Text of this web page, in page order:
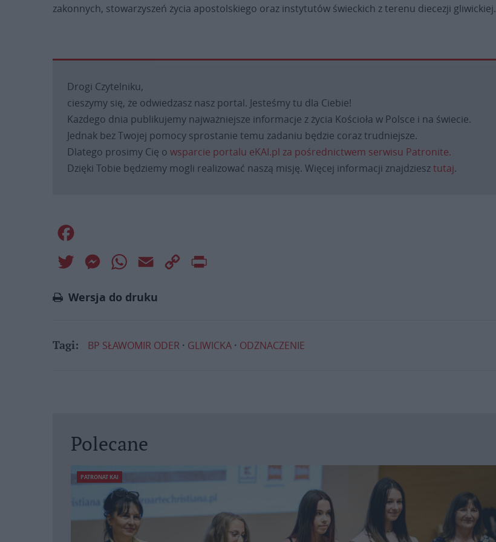
zakonnych, stowarzyszeń życia apostolskiego oraz instytutów świeckich z terenu diecezji gliwickiej.
Drogi Czytelniku,
cieszymy się, że odwiedzasz nasz portal. Jesteśmy tu dla Ciebie!
Każdego dnia publikujemy najważniejsze informacje z życia Kościoła w Polsce i na świecie.
Jednak bez Twojej pomocy sprostanie temu zadaniu będzie coraz trudniejsze.
Dlatego prosimy Cię o wsparcie portalu eKAI.pl za pośrednictwem serwisu Patronite.
Dzięki Tobie będziemy mogli realizować naszą misję. Więcej informacji znajdziesztutaj.
Twitter MessengerWhatsApp
Email
Copy
Wersja do druku
Tagi: BP SŁAWOMIR ODER GLIWICKA ODZNACZENIE
Polecane
PATRONAT KAI